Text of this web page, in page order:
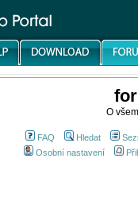
O
FAQ Hledat
Osobní nastavení